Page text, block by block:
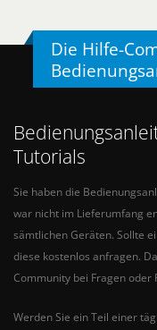
Die Hilfe-
Tutorials
Sie haben die
war nicht im Lieferumfang
sämtlichen Geräten. Sollte
diese kostenlos anfragen.
Community bei Fragen oder
Werden Sie ein Teil einer